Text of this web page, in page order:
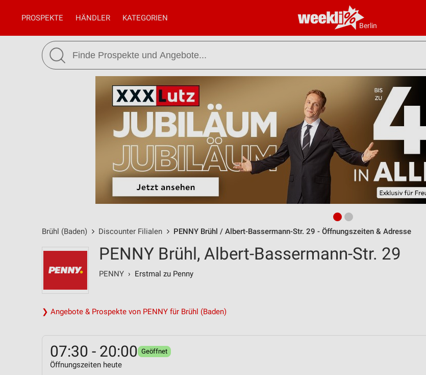
Berlin
PROSPEKTE HÄNDLER KATEGORIEN
Brühl (Baden) Discounter Filialen PENNY Brühl / Albert-Bassermann-Str. 29 - Öffnungszeiten & Adresse
PENNY Brühl, Albert-Bassermann-Str. 29
PENNY › Erstmal zu Penny
❯ Angebote & Prospekte von PENNY für Brühl (Baden)
07:30 - 20:00 Geöffnet
Öffnungszeiten heute